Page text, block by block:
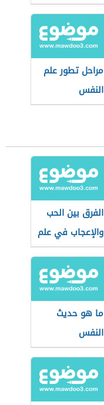
مراحل تطور علم
النفس
الفرق بين الحب
والإعجاب في علم
النفس
ما هو حديث
النفس